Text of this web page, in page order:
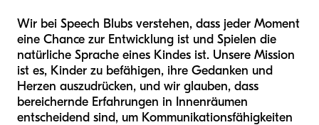
Wir bei Speech Blubs verstehen, dass jeder Moment
eine Chance zur Entwicklung ist und Spielen die
natürliche Sprache eines Kindes ist. Unsere Mission
ist es, Kinder zu befähigen, ihre Gedanken und
Herzen auszudrücken, und wir glauben, dass
bereichernde Erfahrungen in Innenräumen
entscheidend sind, um Kommunikationsfähigkeiten